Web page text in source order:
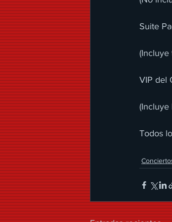
Suite
(Incluye
VIP del
(Incluye
Todos